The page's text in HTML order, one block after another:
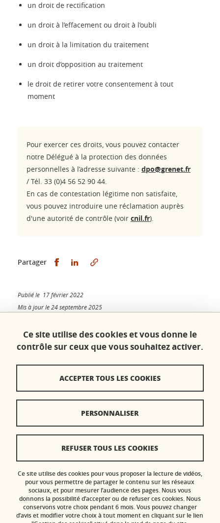
un droit de rectification
un droit à l’effacement ou droit à l’oubli
un droit à la limitation du traitement
un droit d’opposition au traitement
le droit de retirer votre consentement à tout
moment
Pour exercer ces droits, vous pouvez contacter
notre Délégué à la protection des données
personnelles à l’adresse suivante : dpo@grenet.fr
/ Tél. 33 (0)4 56 52 90 44.
En cas de contestation légitime non satisfaite,
vous pouvez introduire une réclamation auprès
d'une autorité de contrôle (voir cnil.fr).
Partager Partager sur Facebook
Partager sur LinkedIn
Publié le 17 février 2022
Mis à jour le 24 septembre 2025
Contacts
Crédits
Données personnelles
Gestion des cookies
Accessibilité : non conforme
Ce site utilise des cookies et vous donne le
contrôle sur ceux que vous souhaitez activer.
Ce site utilise des cookies pour vous proposer la lecture de vidéos,
pour vous permettre de partager le contenu sur les réseaux
sociaux, et pour mesurer l’audience des pages. Nous vous
donnons la possibilité d’accepter ou de refuser ces cookies. Nous
conservons votre choix pendant 6 mois. Vous pouvez changer
d’avis et modifier votre choix à tout moment en cliquant sur le lien
ACCEPTER TOUS LES COOKIES
REFUSER TOUS LES COOKIES
PERSONNALISER